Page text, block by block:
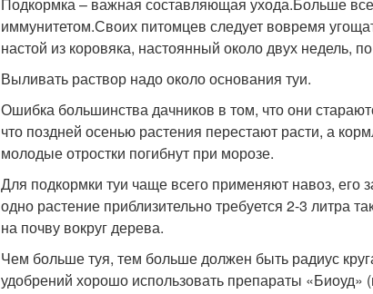
иммунитетом.Своих питомцев следует вовремя
настой из коровяка, настоянный около двух недель,
Выливать раствор надо около основания туи.
Ошибка большинства дачников в том, что они
что поздней осенью растения перестают расти, а
молодые отростки погибнут при морозе.
Для подкормки туи чаще всего применяют навоз, его
одно растение приблизительно требуется 2-3 литра
на почву вокруг дерева.
Чем больше туя, тем больше должен быть радиус
удобрений хорошо использовать препараты «Биоуд»